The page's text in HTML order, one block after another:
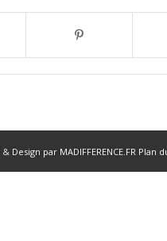
& Design par MADIFFERENCE.FR Plan